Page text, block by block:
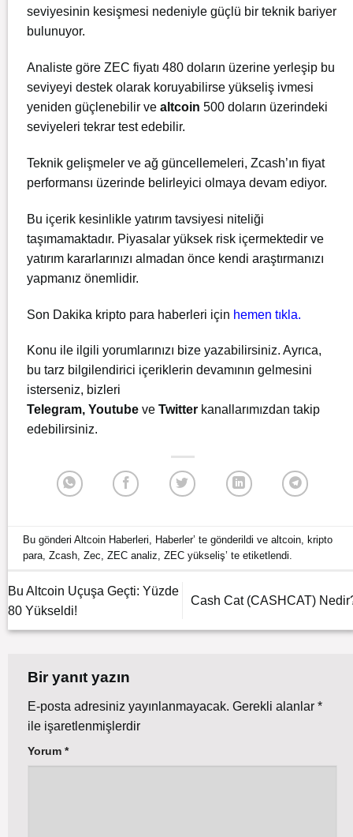
seviyesinin kesişmesi nedeniyle güçlü bir teknik bariyer
bulunuyor.
Analiste göre ZEC fiyatı 480 doların üzerine yerleşip bu
seviyeyi destek olarak koruyabilirse yükseliş ivmesi
yeniden güçlenebilir ve altcoin 500 doların üzerindeki
seviyeleri tekrar test edebilir.
Teknik gelişmeler ve ağ güncellemeleri, Zcash’ın fiyat
performansı üzerinde belirleyici olmaya devam ediyor.
Bu içerik kesinlikle yatırım tavsiyesi niteliği
taşımamaktadır. Piyasalar yüksek risk içermektedir ve
yatırım kararlarınızı almadan önce kendi araştırmanızı
yapmanız önemlidir.
Son Dakika kripto para haberleri için hemen tıkla.
Konu ile ilgili yorumlarınızı bize yazabilirsiniz. Ayrıca,
bu tarz bilgilendirici içeriklerin devamının gelmesini
isterseniz, bizleri
Telegram, Youtube ve Twitter kanallarımızdan takip
edebilirsiniz.
Bu gönderiAltcoin Haberleri Haberler’ te gönderildi vealtcoin ,kripto
para ,Zcash ,Zec ,ZEC analiz ,ZEC yükseliş’ te etiketlendi.
Bu Altcoin Uçuşa Geçti: Yüzde
80 Yükseldi!
Cash Cat (CASHCAT)
Bir yanıt yazın
E-posta adresiniz yayınlanmayacak. Gerekli alanlar *
ile işaretlenmişlerdir
Yorum *